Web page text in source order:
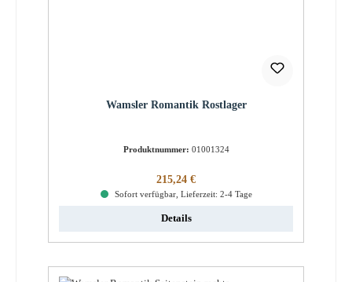
Wamsler Romantik Rostlager
Produktnummer: 01001324
Regulärer Preis:
215,24 €
Sofort verfügbar, Lieferzeit: 2-4 Tage
Details